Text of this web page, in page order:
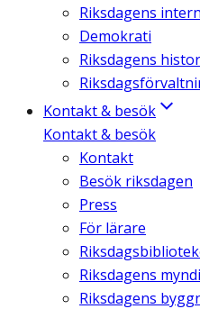
Riksdagens
Demokrati
Riksdagens
Kontakt & besök
Kontakt & besök
Kontakt
Besök riksdagen
Press
För lärare
Riksdagens
Riksdagens